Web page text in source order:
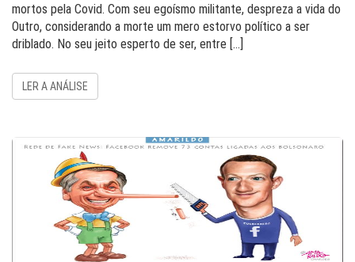
mortos pela Covid. Com seu egoísmo militante, despreza a vida do
Outro, considerando a morte um mero estorvo político a ser
driblado. No seu jeito esperto de ser, entre […]
LER A ANÁLISE